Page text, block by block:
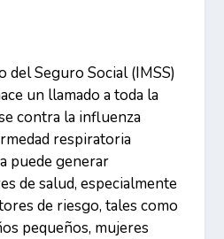
Seguro Social (IMSS)
un llamado a toda la
contra la influenza
respiratoria
puede generar
de salud, especialmente
de riesgo, tales como
pequeños, mujeres